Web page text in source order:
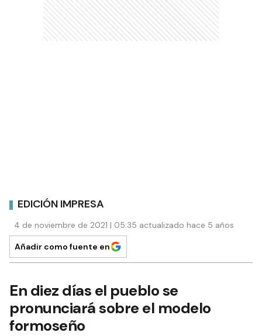
EDICIÓN IMPRESA
4 de noviembre de 2021 | 05:35 actualizado hace 5 años
Añadir como fuente en
En diez días el pueblo se
pronunciará sobre el modelo
formoseño